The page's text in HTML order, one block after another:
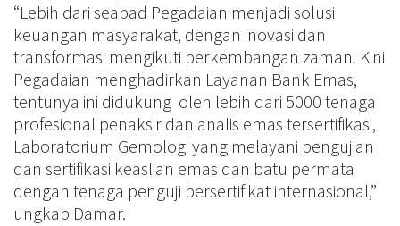
“Lebih dari seabad Pegadaian menjadi solusi
keuangan masyarakat, dengan inovasi dan
transformasi mengikuti perkembangan zaman. Kini
Pegadaian menghadirkan Layanan Bank Emas,
tentunya ini didukung oleh lebih dari 5000 tenaga
profesional penaksir dan analis emas tersertifikasi,
Laboratorium Gemologi yang melayani pengujian
dan sertifikasi keaslian emas dan batu permata
dengan tenaga penguji bersertifikat internasional,”
ungkap Damar.